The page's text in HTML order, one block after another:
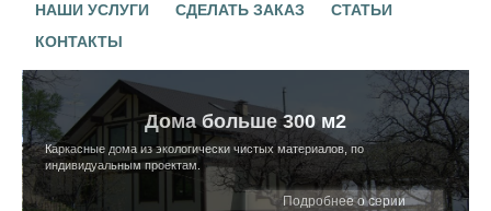
НАШИ УСЛУГИ
СДЕЛАТЬ ЗАКАЗ
СТАТЬИ
КОНТАКТЫ
Дома больше 300 м2
Каркасные дома из экологически чистых материалов, по
индивидуальным проектам.
Подробнее о серии